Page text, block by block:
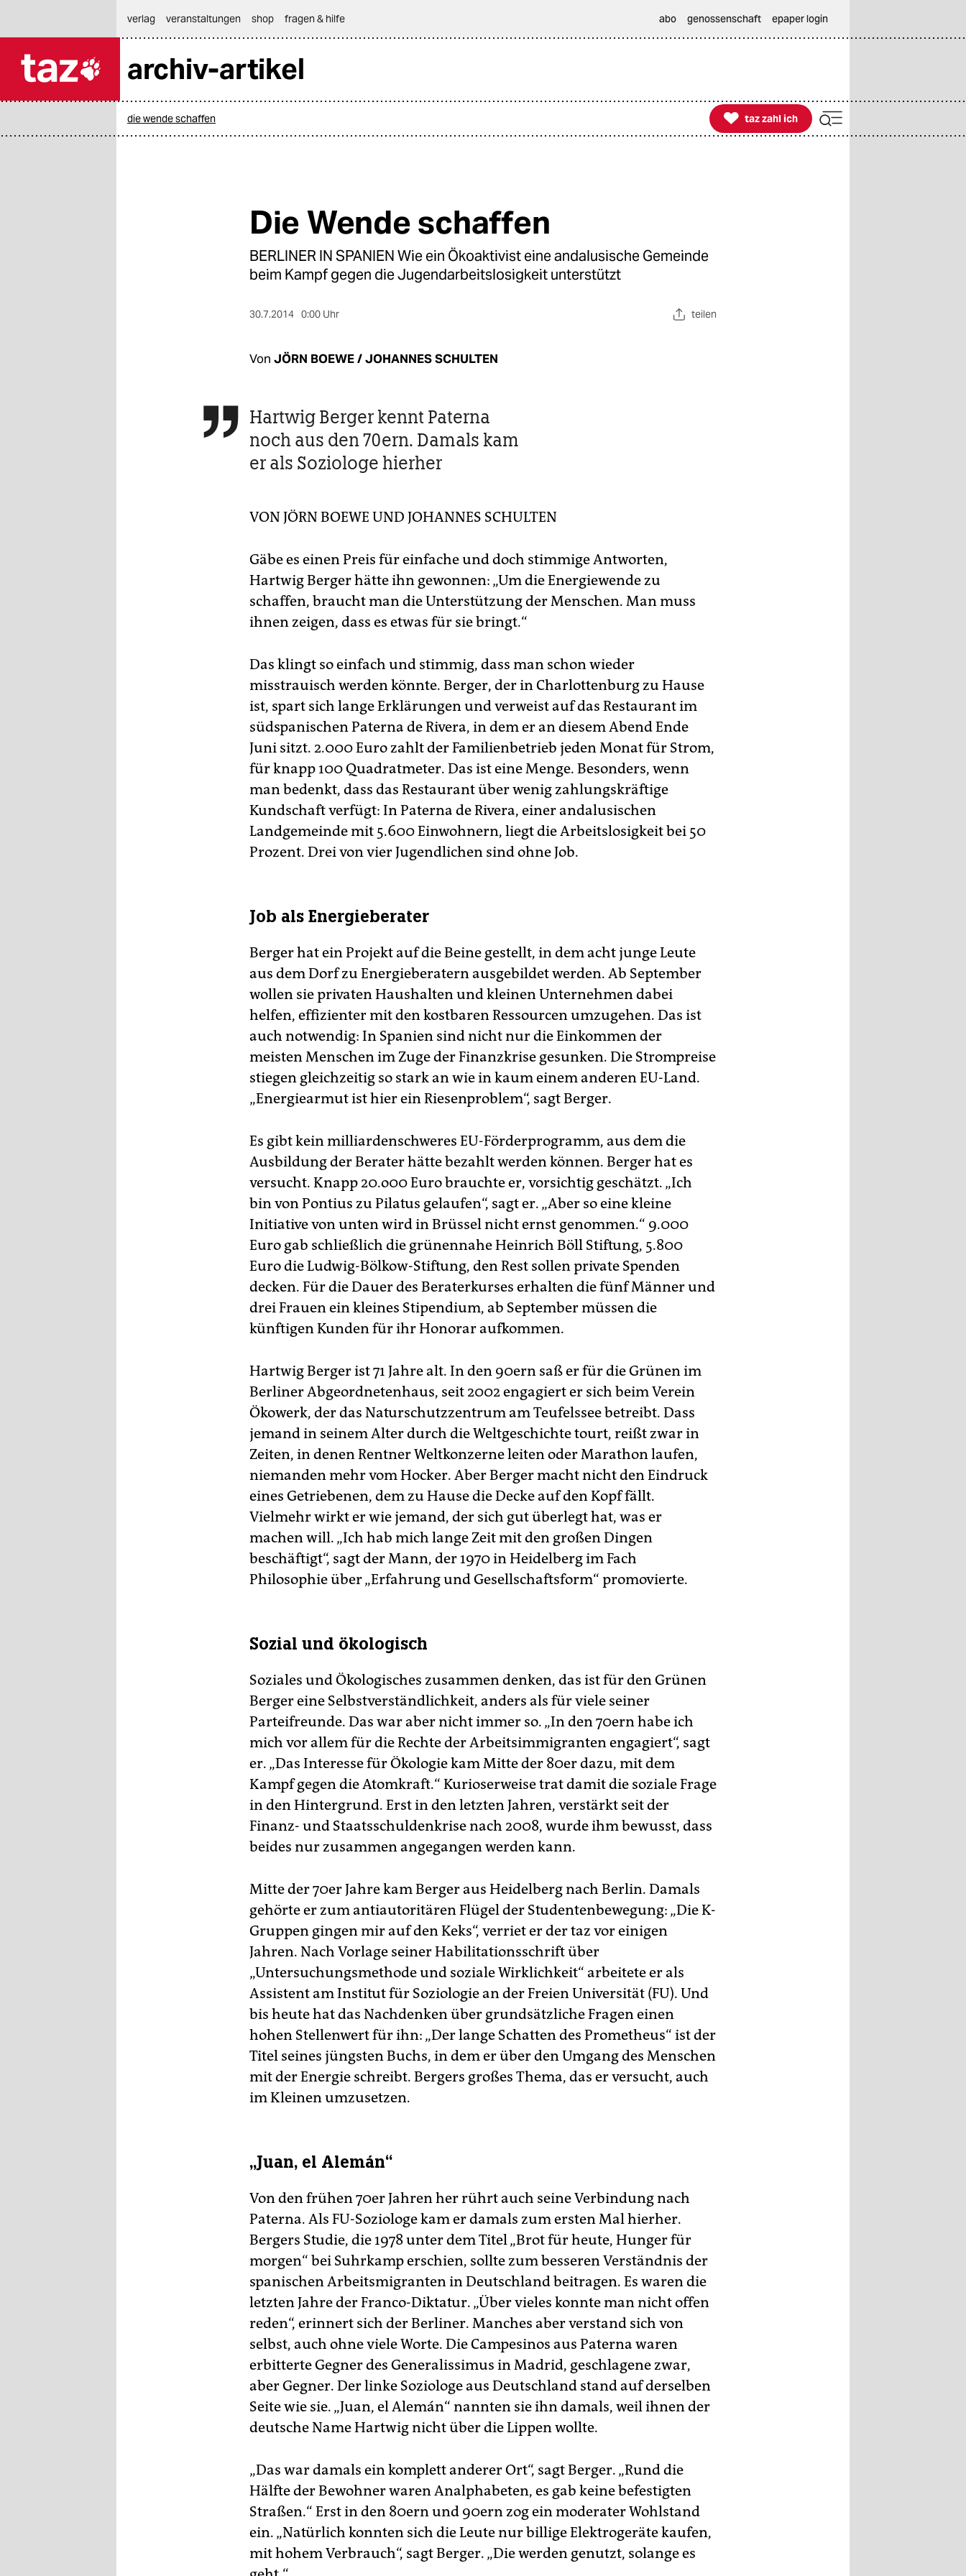
themen
verlag
veranstaltungen shop fragen & hilfe abo genossenschaft epaper login
archiv-artikel
die wende schaffen 
taz zahl ich
taz zahl ich
Die Wende schaffen
BERLINER IN SPANIEN Wie ein Ökoaktivist eine andalusische Gemeinde
beim Kampf gegen die Jugendarbeitslosigkeit unterstützt
30.7.2014 0:00 Uhr teilen
Von JÖRN BOEWE / JOHANNES SCHULTEN
 Hartwig Berger kennt Paterna
noch aus den 70ern. Damals kam
er als Soziologe hierher
VON JÖRN BOEWE UND JOHANNES SCHULTEN
Gäbe es einen Preis für einfache und doch stimmige Antworten,
Hartwig Berger hätte ihn gewonnen: „Um die Energiewende zu
schaffen, braucht man die Unterstützung der Menschen. Man muss
ihnen zeigen, dass es etwas für sie bringt.“
Das klingt so einfach und stimmig, dass man schon wieder
misstrauisch werden könnte. Berger, der in Charlottenburg zu Hause
ist, spart sich lange Erklärungen und verweist auf das Restaurant im
südspanischen Paterna de Rivera, in dem er an diesem Abend Ende
Juni sitzt. 2.000 Euro zahlt der Familienbetrieb jeden Monat für Strom,
für knapp 100 Quadratmeter. Das ist eine Menge. Besonders, wenn
man bedenkt, dass das Restaurant über wenig zahlungskräftige
Kundschaft verfügt: In Paterna de Rivera, einer andalusischen
Landgemeinde mit 5.600 Einwohnern, liegt die Arbeitslosigkeit bei 50
Prozent. Drei von vier Jugendlichen sind ohne Job.
Job als Energieberater
Berger hat ein Projekt auf die Beine gestellt, in dem acht junge Leute
aus dem Dorf zu Energieberatern ausgebildet werden. Ab September
wollen sie privaten Haushalten und kleinen Unternehmen dabei
helfen, effizienter mit den kostbaren Ressourcen umzugehen. Das ist
auch notwendig: In Spanien sind nicht nur die Einkommen der
meisten Menschen im Zuge der Finanzkrise gesunken. Die Strompreise
stiegen gleichzeitig so stark an wie in kaum einem anderen EU-Land.
„Energiearmut ist hier ein Riesenproblem“, sagt Berger.
Es gibt kein milliardenschweres EU-Förderprogramm, aus dem die
Ausbildung der Berater hätte bezahlt werden können. Berger hat es
versucht. Knapp 20.o00 Euro brauchte er, vorsichtig geschätzt. „Ich
bin von Pontius zu Pilatus gelaufen“, sagt er. „Aber so eine kleine
Initiative von unten wird in Brüssel nicht ernst genommen.“ 9.000
Euro gab schließlich die grünennahe Heinrich Böll Stiftung, 5.800
Euro die Ludwig-Bölkow-Stiftung, den Rest sollen private Spenden
decken. Für die Dauer des Beraterkurses erhalten die fünf Männer und
drei Frauen ein kleines Stipendium, ab September müssen die
künftigen Kunden für ihr Honorar aufkommen.
Hartwig Berger ist 71 Jahre alt. In den 90ern saß er für die Grünen im
Berliner Abgeordnetenhaus, seit 2002 engagiert er sich beim Verein
Ökowerk, der das Naturschutzzentrum am Teufelssee betreibt. Dass
jemand in seinem Alter durch die Weltgeschichte tourt, reißt zwar in
Zeiten, in denen Rentner Weltkonzerne leiten oder Marathon laufen,
niemanden mehr vom Hocker. Aber Berger macht nicht den Eindruck
eines Getriebenen, dem zu Hause die Decke auf den Kopf fällt.
Vielmehr wirkt er wie jemand, der sich gut überlegt hat, was er
machen will. „Ich hab mich lange Zeit mit den großen Dingen
beschäftigt“, sagt der Mann, der 1970 in Heidelberg im Fach
Philosophie über „Erfahrung und Gesellschaftsform“ promovierte.
Sozial und ökologisch
Soziales und Ökologisches zusammen denken, das ist für den Grünen
Berger eine Selbstverständlichkeit, anders als für viele seiner
Parteifreunde. Das war aber nicht immer so. „In den 70ern habe ich
mich vor allem für die Rechte der Arbeitsimmigranten engagiert“, sagt
er. „Das Interesse für Ökologie kam Mitte der 80er dazu, mit dem
Kampf gegen die Atomkraft.“ Kurioserweise trat damit die soziale Frage
in den Hintergrund. Erst in den letzten Jahren, verstärkt seit der
Finanz- und Staatsschuldenkrise nach 2008, wurde ihm bewusst, dass
beides nur zusammen angegangen werden kann.
Mitte der 70er Jahre kam Berger aus Heidelberg nach Berlin. Damals
gehörte er zum antiautoritären Flügel der Studentenbewegung: „Die K-
Gruppen gingen mir auf den Keks“, verriet er der taz vor einigen
Jahren. Nach Vorlage seiner Habilitationsschrift über
„Untersuchungsmethode und soziale Wirklichkeit“ arbeitete er als
Assistent am Institut für Soziologie an der Freien Universität (FU). Und
bis heute hat das Nachdenken über grundsätzliche Fragen einen
hohen Stellenwert für ihn: „Der lange Schatten des Prometheus“ ist der
Titel seines jüngsten Buchs, in dem er über den Umgang des Menschen
mit der Energie schreibt. Bergers großes Thema, das er versucht, auch
im Kleinen umzusetzen.
„Juan, el Alemán“
Von den frühen 70er Jahren her rührt auch seine Verbindung nach
Paterna. Als FU-Soziologe kam er damals zum ersten Mal hierher.
Bergers Studie, die 1978 unter dem Titel „Brot für heute, Hunger für
morgen“ bei Suhrkamp erschien, sollte zum besseren Verständnis der
spanischen Arbeitsmigranten in Deutschland beitragen. Es waren die
letzten Jahre der Franco-Diktatur. „Über vieles konnte man nicht offen
reden“, erinnert sich der Berliner. Manches aber verstand sich von
selbst, auch ohne viele Worte. Die Campesinos aus Paterna waren
erbitterte Gegner des Generalissimus in Madrid, geschlagene zwar,
aber Gegner. Der linke Soziologe aus Deutschland stand auf derselben
Seite wie sie. „Juan, el Alemán“ nannten sie ihn damals, weil ihnen der
deutsche Name Hartwig nicht über die Lippen wollte.
„Das war damals ein komplett anderer Ort“, sagt Berger. „Rund die
Hälfte der Bewohner waren Analphabeten, es gab keine befestigten
Straßen.“ Erst in den 80ern und 90ern zog ein moderater Wohlstand
ein. „Natürlich konnten sich die Leute nur billige Elektrogeräte kaufen,
mit hohem Verbrauch“, sagt Berger. „Die werden genutzt, solange es